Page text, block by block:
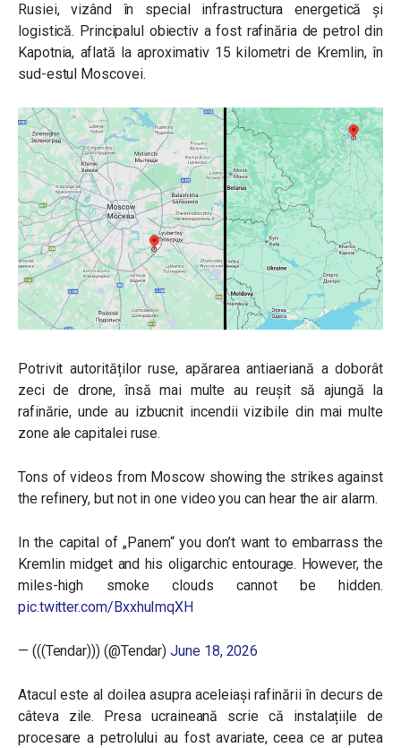
Rusiei, vizând în special infrastructura energetică și
logistică. Principalul obiectiv a fost rafinăria de petrol din
Kapotnia, aflată la aproximativ 15 kilometri de Kremlin, în
sud-estul Moscovei.
Potrivit autorităților ruse, apărarea antiaeriană a doborât
zeci de drone, însă mai multe au reușit să ajungă la
rafinărie, unde au izbucnit incendii vizibile din mai multe
zone ale capitalei ruse.
Tons of videos from Moscow showing the strikes against
the refinery, but not in one video you can hear the air alarm.
In the capital of „Panem“ you don’t want to embarrass the
Kremlin midget and his oligarchic entourage. However, the
miles-high smoke clouds cannot be hidden.
pic.twitter.com/BxxhuImqXH
— (((Tendar))) (@Tendar)June 18, 2026
Atacul este al doilea asupra aceleiași rafinării în decurs de
câteva zile. Presa ucraineană scrie că instalațiile de
procesare a petrolului au fost avariate, ceea ce ar putea